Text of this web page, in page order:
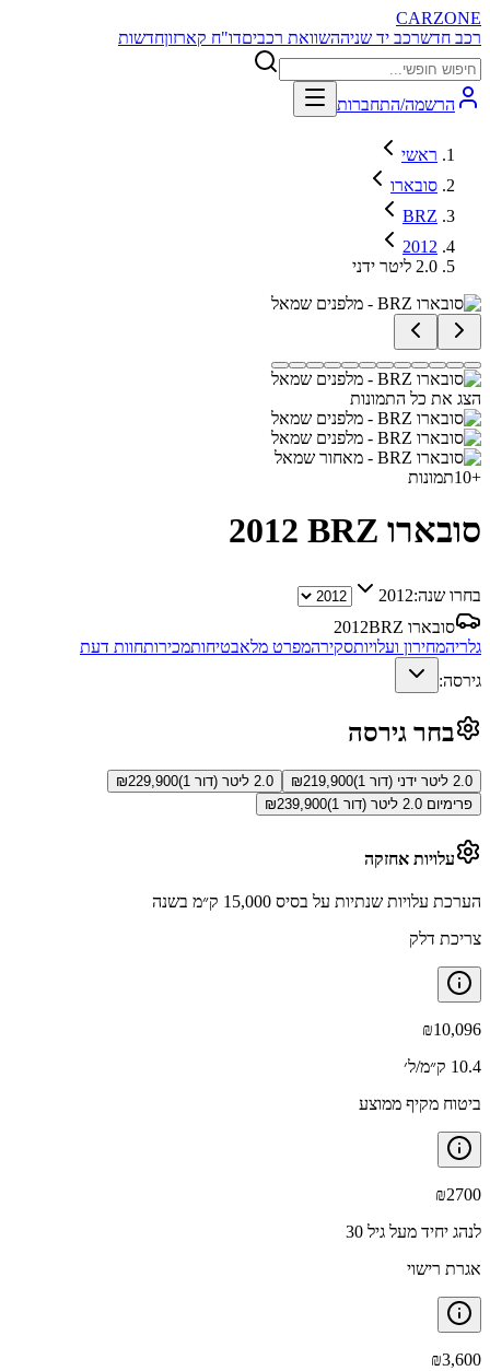
CARZONE
רכב חדשרכב יד שניההשוואת רכביםדו"ח קארזוןחדשות
הרשמה/התחברות
ראשי
סובארו
BRZ
2012
2.0 ליטר ידני
הצג את כל התמונות
+
10תמונות
סובארו BRZ 2012
בחרו שנה:2012
סובארו BRZ
2012
גלריהמחירון ועלויותסקירהמפרט מלאבטיחותמכירותחוות דעת
גירסה:
בחר גירסה
2.0 ליטר ידני (דור 1) ₪219,900 2.0 ליטר (דור 1) ₪229,900
פרימיום 2.0 ליטר (דור 1)
₪239,900
עלויות אחזקה
הערכת עלויות שנתיות על בסיס 15,000 ק״מ בשנה
צריכת דלק
₪10,096
10.4 ק״מ/ל׳
ביטוח מקיף ממוצע
₪2700
לנהג יחיד מעל גיל 30
אגרת רישוי
₪3,600